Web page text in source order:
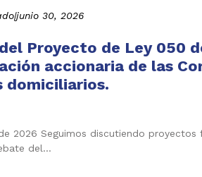
|junio 30, 2026
Proyecto de Ley 050
accionaria de las
domiciliarios.
2026 Seguimos discutiendo
del…